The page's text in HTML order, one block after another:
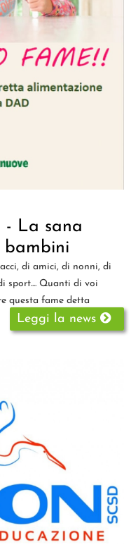
La sana
bambini
di amici, di nonni, di
sport.... Quanti di voi
questa fame detta
Leggi la news